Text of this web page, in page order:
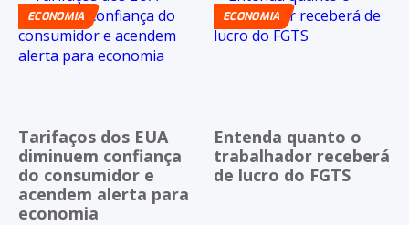
ECONOMIA
Tarifaços dos EUA
diminuem confiança
do consumidor e
acendem alerta para
economia
ECONOMIA
Entenda quanto o
trabalhador receberá
de lucro do FGTS